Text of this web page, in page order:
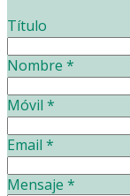
Título
Nombre *
Móvil *
Email *
Mensaje *